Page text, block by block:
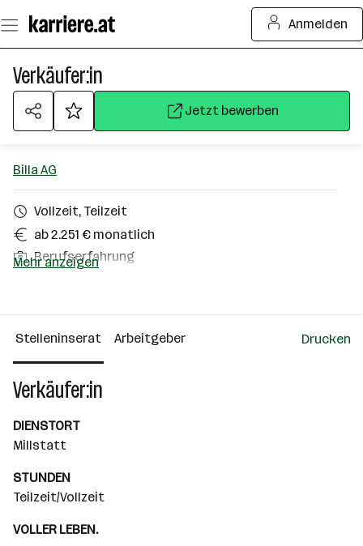
Seiteninhalt
springen
Anmelden
Verkäufer:in
Jetzt bewerben
Billa AG
Vollzeit, Teilzeit
ab 2.251 € monatlich
Berufserfahrung
Über das Unternehmen
10000+ Mitarbeiter*innen
Wiener Neudorf
Mehr anzeigen
Stelleninserat Arbeitgeber Drucken
Verkäufer:in
DIENSTORT
Millstatt
STUNDEN
Teilzeit/Vollzeit
VOLLER LEBEN.